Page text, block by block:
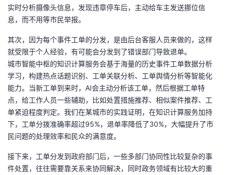
程
认
证
的
实
验
我
的
收
藏
支
声
议
实时分析摄像头信息，发现违章停车后，主动给车主发送挪位信
息，而不用等市民举报。
其次，因为每个事件工单的分发，是由后台客服人员来做的，这样
就受限于个人经验，有可能会分发到了错误部门导致退单。
城市智能中枢的知识计算服务会基于海量的历史事件工单数据分析
学习，构建热点话题识别、工单关联分析、工单舆情分析等智能化
能力。当新工单到来时，AI会主动分析该工单，然后根据工单特
点，给工作人员一些辅助，比如处置措施推荐、相似案件推荐、工
单紧迫程度判定。我们在某城市的实践证明，在知识计算服务加持
下，工单分拨准确率超过95%，退单率降低了30%，大幅提升了市
民问题的处理效率和民众的满意度。
接下来，工单分发到政府部门后，一些多部门协同性比较复杂的事
件处置，往往需要靠关系来协同解决，同时政务领域有比较大的重